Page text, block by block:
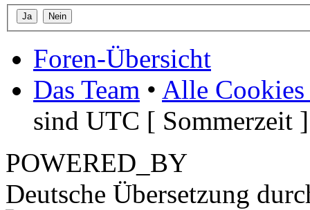
Foren-Übersicht
Das Team • Alle Cookies
sind UTC [ Sommerzeit ]
POWERED_BY
Deutsche Übersetzung